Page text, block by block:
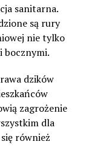
sanitarna.
są rury
nie tylko
bocznymi.
dzików
zagrożenie
dla
również